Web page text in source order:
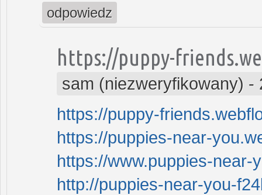
odpowiedz
https://puppy-
sam (niezweryfikowany) -
https://puppy-
https://puppies-near-
https://www.puppies-near-
http://puppies-near-you-